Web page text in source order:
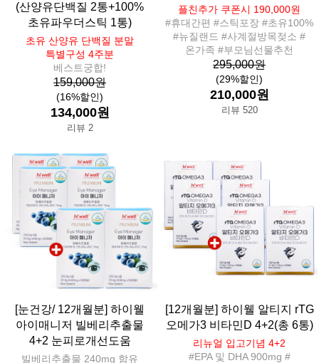
(산양유단백질 2통+100%
초유파우더스틱 1통)
초유 산양유 단백질 분말
특별구성 4주분
베스트궁합!
159,000원
(16%할인)
134,000원
리뷰 2
플친추가 쿠폰시 190,000원
#휴대간편 #스틱포장 #초유100%
#뉴질랜드 #사계절방목젖소 #
온가족 #부모님선물추천
295,000원
(29%할인)
210,000원
리뷰 520
[눈건강/ 12개월분] 하이웰
아이매니저 빌베리추출물
4+2 눈피로개선도움
빌베리추출물 240mg 함유
[12개월분] 하이웰 알티지 rTG
오메가3 비타민D 4+2(총 6통)
리뉴얼 입고기념 4+2
#EPA 및 DHA 900mg #